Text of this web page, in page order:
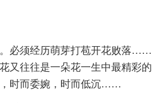
必须经历萌芽打苞开花败落……
又往往是一朵花一生中最精彩的
时而委婉，时而低沉……